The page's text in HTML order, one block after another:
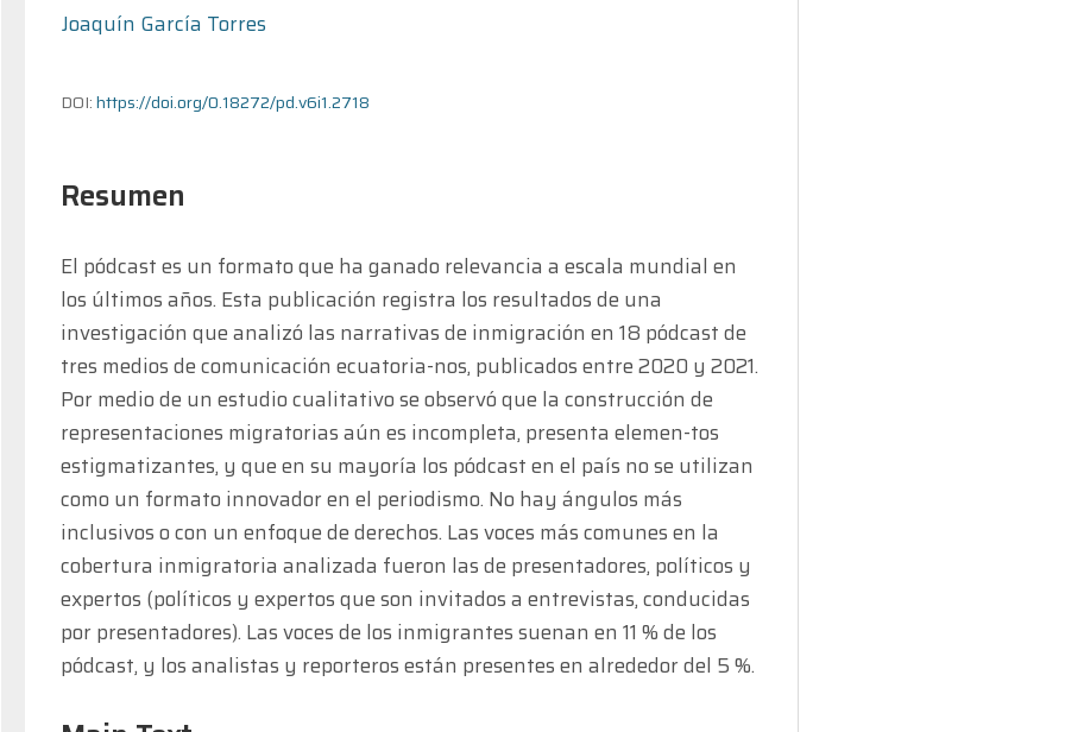
Joaquín García Torres
DOI:https://doi.org/0.18272/pd.v6i1.2718
Resumen
El pódcast es un formato que ha ganado relevancia a escala mundial en
los últimos años. Esta publicación registra los resultados de una
investigación que analizó las narrativas de inmigración en 18 pódcast de
tres medios de comunicación ecuatoria-nos, publicados entre 2020 y 2021.
Por medio de un estudio cualitativo se observó que la construcción de
representaciones migratorias aún es incompleta, presenta elemen-tos
estigmatizantes, y que en su mayoría los pódcast en el país no se utilizan
como un formato innovador en el periodismo. No hay ángulos más
inclusivos o con un enfoque de derechos. Las voces más comunes en la
cobertura inmigratoria analizada fueron las de presentadores, políticos y
expertos (políticos y expertos que son invitados a entrevistas, conducidas
por presentadores). Las voces de los inmigrantes suenan en 11 % de los
pódcast, y los analistas y reporteros están presentes en alrededor del 5 %.